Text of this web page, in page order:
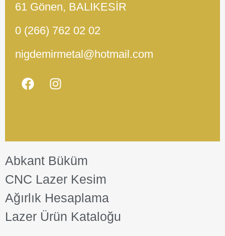
61 Gönen, BALIKESİR
0 (266) 762 02 02
nigdemirmetal@hotmail.com
Abkant Büküm
CNC Lazer Kesim
Ağırlık Hesaplama
Lazer Ürün Kataloğu